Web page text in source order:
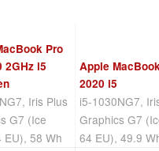
Pro
2GHz i5
Iris Plus
G7 (Ice
EU), 58 Wh
Apple
2020 i5
i5-1030NG7,
Graphics G7
64 EU), 49.9